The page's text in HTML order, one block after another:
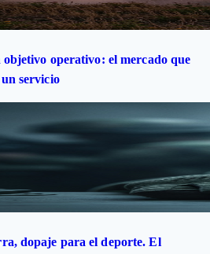
operativo: el mercado que
servicio
dopaje para el deporte. El